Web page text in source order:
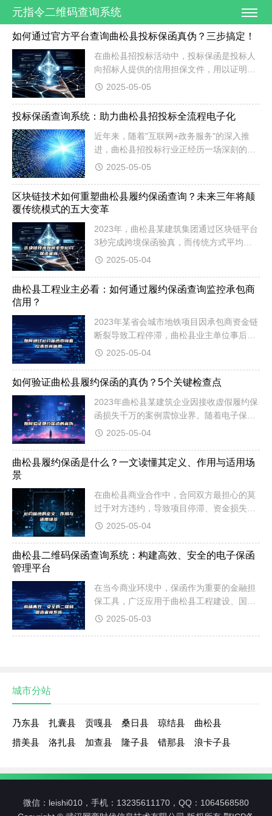
元指令二维码查询系统
如何通过官方平台查询曲松县投标保函真伪？三步搞定！
在曲松县招投标活动中，投标保函是投标人
向招标人提供的信用担保文件，用以证明投
标人的诚意和履约能力。然而，市场上存在
不仅可能导致投标无效，还可能面临法律风
险和经济损失。因此，学会如何快速、准确
地查询曲松县投标保函的真伪至关重要。今
天，我们就来分享一个简单高效的方法，只
需三步，即可通过官方平台验证曲松县投标
2025-05-05
投标保函查询系统：助力曲松县招投标全流程电子化
近年来，随着"互联网+政务服务"的深入推
进，曲松县招投标行业正经历一场深刻的数
字化转型。传统的纸质投标保函模式因效率
代招投标的需求。在此背景下，投标保函查
询系统应运而生，成为推动曲松县招投标全
流程电子化的重要工具。该系统通过信息化
手段，实现保函信息的实时查询、验真和追
溯，大幅提升了曲松县招投标的透明度和
效...
2025-05-05
区块链技术如何重塑曲松县履约保函查询？未来三年将颠
覆传统模式的五大变革
2023年，曲松县某建筑集团通过区块链平台
3秒完成跨境保函验真，而传统方式平均需
要3个工作日。这个案例揭示了区块链技术
命。本文将深度解析区块链+保函的创新应
用，展示这项技术如何解决行业多年痛点。
本黑洞银行柜台查询：平均耗时2.5个工作日
跨境保函验证：SWIFT报文...
2025-05-04
曲松县工程业主必看：如何通过履约保函查询监控承包商
信用？
2023年某省会城市地铁项目因承包商资金链
断裂导致工程停滞，曲松县业主单位事后核
查发现：承包商提供的履约保函早在半年前
县工程业主不能只收保函不管保函，必须建
立动态监控机制。本文将系统讲解如何通过
保函管理防范曲松县承包商信用风险。第一
章 为什么曲松县工程业主必须监控保函状
态？（1）血淋淋的行业现状住建部...
2025-05-04
如何验证曲松县履约保函的真伪？5个关键检查点
2023年曲松县某建筑企业因接收虚假履约保
函损失千万的案例震惊业界。随着电子保函
普及，伪造技术也"水涨船高"，掌握保函验
将揭示5个核心验证方法，带您练就"火眼金
睛"。一、基础信息核验：20%的假保函倒在
一不可：保函编号（如：GZ2023-XXX）开
立日期与有效期担保...
2025-05-04
曲松县履约保函是什么？一文读懂其定义、作用与适用场
景
在曲松县商业合作中，合同双方最担心的莫
过于对方违约，导致项目停滞、资金损失或
法律纠纷。为了降低此类风险，"履约保
无论是曲松县工程招标、国际贸易，还是政
府采购，曲松县履约保函都发挥着关键作
如何保障交易安全？适用于哪些场景？本文
将全面解析履约保函的定义、作用、类型及
适用...
2025-05-04
曲松县二维码保函查询系统：构建高效、安全的电子保函
管理平台
在当今商业环境中，保函作为重要的金融担
保工具，广泛应用于曲松县工程建设、国际
贸易、政府采购等领域。传统纸质保函存在
2025-05-03
城市分站
乃东县 扎囊县 贡嘎县 桑日县 琼结县
曲松县
措美县
洛扎县 加查县 隆子县 错那县 浪卡子县
微信：leishi010，手机：13235611170，QQ：1064568580